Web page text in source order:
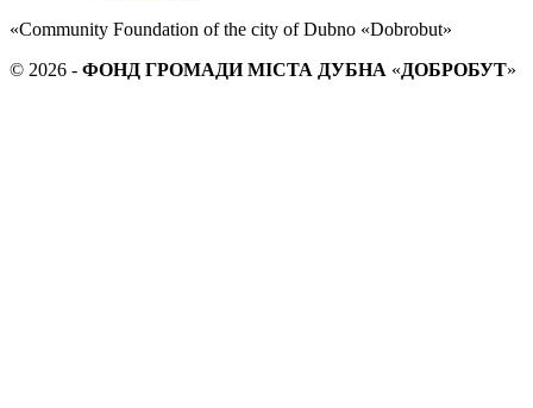
«Community Foundation of the city of Dubno «Dobrobut»
© 2026 - ФОНД ГРОМАДИ МІСТА ДУБНА «ДОБРОБУТ»